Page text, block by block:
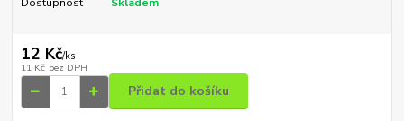
Dostupnost Skladem
12 Kč/ks
11 Kč bez DPH
Přidat do košíku